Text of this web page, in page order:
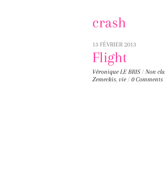
content
crash
13 FÉVRIER 2013
Flight
Véronique LE BRIS / Non
Zemeckis, vie / 0 Comments